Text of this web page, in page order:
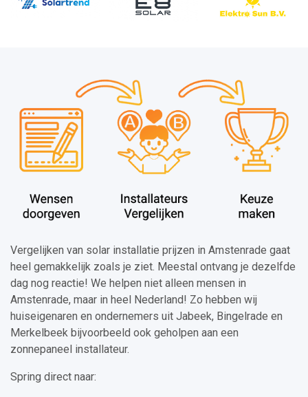
Vergelijken van solar installatie prijzen in Amstenrade gaat
heel gemakkelijk zoals je ziet. Meestal ontvang je dezelfde
dag nog reactie! We helpen niet alleen mensen in
Amstenrade, maar in heel Nederland! Zo hebben wij
huiseigenaren en ondernemers uit Jabeek, Bingelrade en
Merkelbeek bijvoorbeeld ook geholpen aan een
zonnepaneel installateur.
Spring direct naar: